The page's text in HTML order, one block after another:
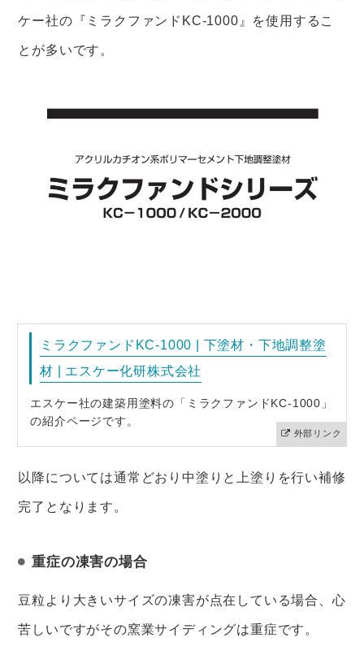
ケー社の『ミラクファンドKC-1000』を使用するこ
とが多いです。
ミラクファンドKC-1000 | 下塗材・下地調整塗
材 | エスケー化研株式会社
エスケー社の建築用塗料の「ミラクファンドKC-1000」
の紹介ページです。
外部リンク
以降については通常どおり中塗りと上塗りを行い補修
完了となります。
重症の凍害の場合
豆粒より大きいサイズの凍害が点在している場合、心
苦しいですがその窯業サイディングは重症です。